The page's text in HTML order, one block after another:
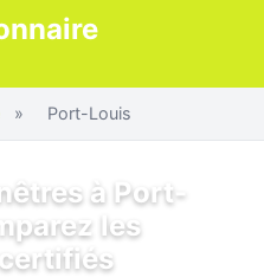
» Port-Louis
à Port-
les